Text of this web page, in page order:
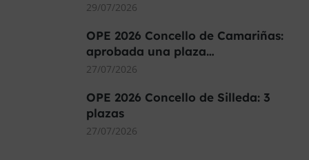
29/07/2026
OPE 2026 Concello de Camariñas:
aprobada una plaza…
27/07/2026
OPE 2026 Concello de Silleda: 3
plazas
27/07/2026